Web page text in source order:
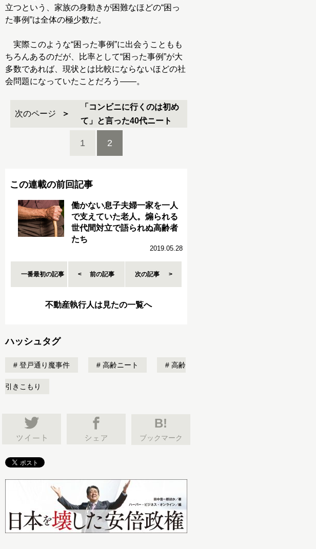
立つという、家族の身動きが困難なほどの“困っ
た事例”は全体の極少数だ。
実際このような“困った事例”に出会うこともも
ちろんあるのだが、比率として“困った事例”が大
多数であれば、現状とは比較にならないほどの社
会問題になっていたことだろう――。
次のページ
「コンビニに行くのは初め
て」と言った40代ニート
1 2
この連載の前回記事
働かない息子夫婦一家を一人
で支えていた老人。煽られる
世代間対立で語られぬ高齢者
たち
2019.05.28
一番最初の記事 前の記事 次の記事
不動産執行人は見たの一覧へ
ハッシュタグ
登戸通り魔事件 高齢ニート 高齢
引きこもり
B!
ブックマーク